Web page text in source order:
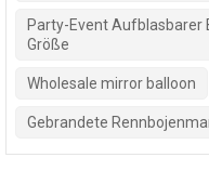
Party-Event Aufblasbarer
Größe
Wholesale mirror balloon
Gebrandete